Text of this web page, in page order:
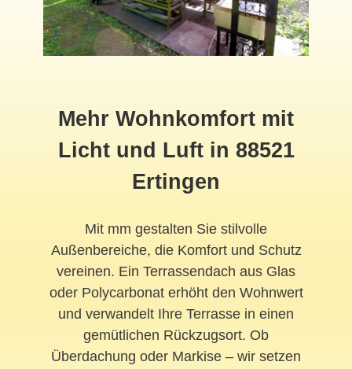
Mehr Wohnkomfort mit
Licht und Luft in 88521
Ertingen
Mit mm gestalten Sie stilvolle
Außenbereiche, die Komfort und Schutz
vereinen. Ein Terrassendach aus Glas
oder Polycarbonat erhöht den Wohnwert
und verwandelt Ihre Terrasse in einen
gemütlichen Rückzugsort. Ob
Überdachung oder Markise – wir setzen